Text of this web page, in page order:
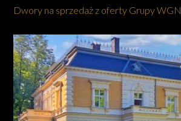
Dwory na sprzedaż z oferty Grupy WGN